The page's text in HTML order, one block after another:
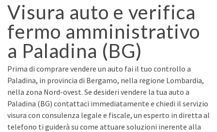
Visura auto e verifica
fermo amministrativo
a Paladina (BG)
Prima di comprare vendere un auto fai il tuo controllo a
Paladina, in provincia di Bergamo, nella regione Lombardia,
nella zona Nord-ovest. Se desideri vendere la tua auto a
Paladina (BG) contattaci immediatamente e chiedi il servizio
visura con consulenza legale e fiscale, un esperto in diretta al
telefono ti guiderà su come attuare soluzioni inerente alla